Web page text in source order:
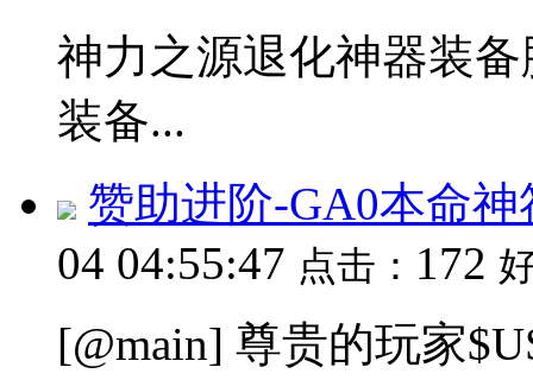
神力之源退化神器装
装备...
赞助进阶-GA0本命
04 04:55:47 点击： 172
[@main] 尊贵的玩家